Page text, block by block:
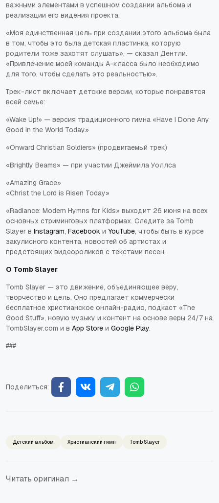
важными элементами в успешном создании альбома и
реализации его видения проекта.
«Моя единственная цель при создании этого альбома была
в том, чтобы это была детская пластинка, которую
родители тоже захотят слушать», — сказал Дентли.
«Привлечение моей команды А-класса было необходимо
для того, чтобы сделать это реальностью».
Трек-лист включает детские версии, которые понравятся
всей семье:
«Wake Up!» — версия традиционного гимна «Have I Done Any
Good in the World Today»
«Onward Christian Soldiers» (продвигаемый трек)
«Brightly Beams» — при участии Джеймила Уоллса
«Amazing Grace»
«Christ the Lord is Risen Today»
«Radiance: Modern Hymns for Kids» выходит 26 июня на всех
основных стриминговых платформах. Следите за Tomb
Slayer в Instagram, Facebook и YouTube, чтобы быть в курсе
закулисного контента, новостей об артистах и
предстоящих видеороликов с текстами песен.
О Tomb Slayer
Tomb Slayer — это движение, объединяющее веру,
творчество и цель. Оно предлагает коммерчески
бесплатное христианское онлайн-радио, подкаст «The
Good Stuff», новую музыку и контент на основе веры 24/7 на
TombSlayer.com и в App Store и Google Play.
###
Поделиться:
Детский альбом Христианский гимн Tomb Slayer
Читать оригинал →